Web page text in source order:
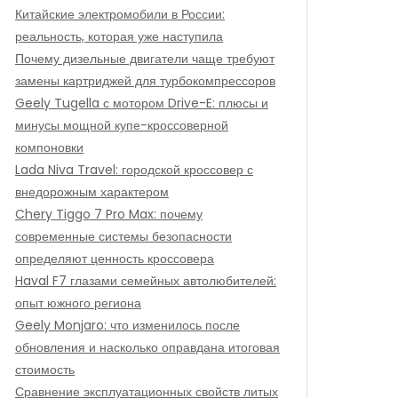
Китайские электромобили в России:
реальность, которая уже наступила
Почему дизельные двигатели чаще требуют
замены картриджей для турбокомпрессоров
Geely Tugella с мотором Drive-E: плюсы и
минусы мощной купе-кроссоверной
компоновки
Lada Niva Travel: городской кроссовер с
внедорожным характером
Chery Tiggo 7 Pro Max: почему
современные системы безопасности
определяют ценность кроссовера
Haval F7 глазами семейных автолюбителей:
опыт южного региона
Geely Monjaro: что изменилось после
обновления и насколько оправдана итоговая
стоимость
Сравнение эксплуатационных свойств литых